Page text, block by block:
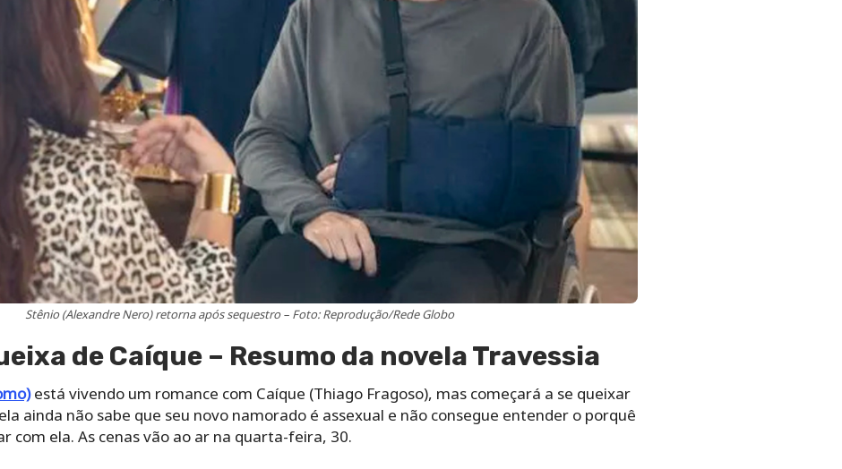
Stênio (Alexandre Nero) retorna após sequestro – Foto: Reprodução/Rede Globo
de Caíque – Resumo da novela Travessia
está vivendo um romance com Caíque (Thiago Fragoso), mas começará a se queixar
ainda não sabe que seu novo namorado é assexual e não consegue entender o porquê
com ela. As cenas vão ao ar na quarta-feira, 30.